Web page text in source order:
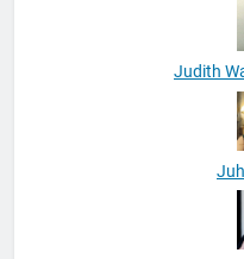
Judith